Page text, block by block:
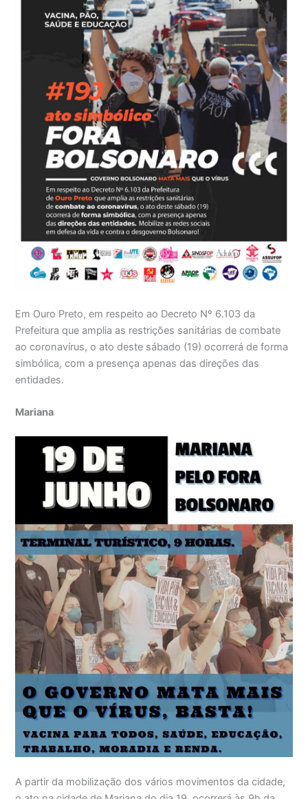
Em Ouro Preto, em respeito ao Decreto Nº 6.103 da
Prefeitura que amplia as restrições sanitárias de combate
ao coronavírus, o ato deste sábado (19) ocorrerá de forma
simbólica, com a presença apenas das direções das
entidades.
Mariana
A partir da mobilização dos vários movimentos da cidade,